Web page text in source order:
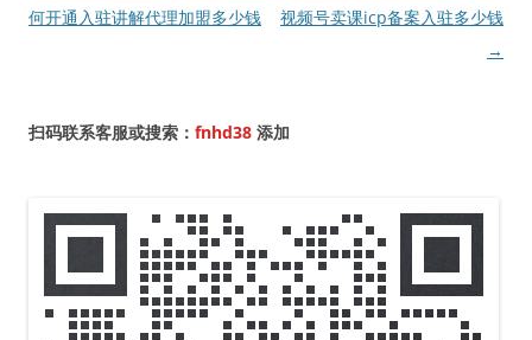
章
何开通入驻讲解代理加盟多少钱
视频号卖课icp备案入驻多少钱
→
扫码联系客服或搜索： fnhd38 添加